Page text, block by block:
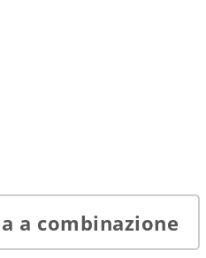
a combinazione